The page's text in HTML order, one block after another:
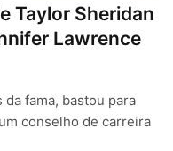
Taylor Sheridan
Lawrence
fama, bastou para
conselho de carreira